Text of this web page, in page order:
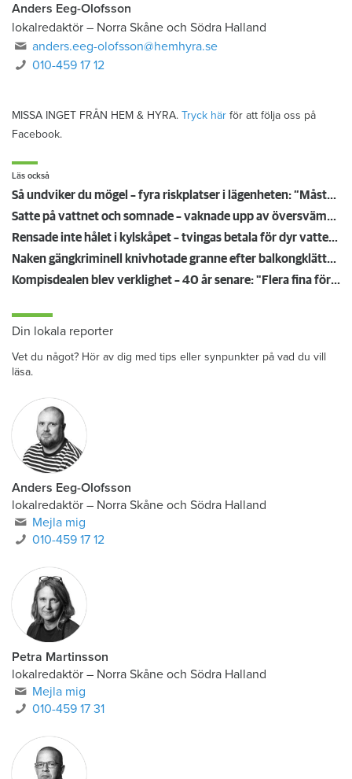
Anders Eeg-Olofsson
lokalredaktör – Norra Skåne och Södra Halland
anders.eeg-olofsson@hemhyra.se
010-459 17 12
MISSA INGET FRÅN HEM & HYRA. Tryck här för att följa oss på
Facebook.
Läs också
Så undviker du mögel – fyra riskplatser i lägenheten: ”Måste städa bort”
Satte på vattnet och somnade – vaknade upp av översvämning hos grannen
Rensade inte hålet i kylskåpet – tvingas betala för dyr vattenskada
Naken gängkriminell knivhotade granne efter balkongklättring
Kompisdealen blev verklighet – 40 år senare: "Flera fina fördelar med att dela bostad"
Din lokala reporter
Vet du något? Hör av dig med tips eller synpunkter på vad du vill
läsa.
Anders Eeg-Olofsson
lokalredaktör – Norra Skåne och Södra Halland
Mejla mig
010-459 17 12
Petra Martinsson
lokalredaktör – Norra Skåne och Södra Halland
Mejla mig
010-459 17 31